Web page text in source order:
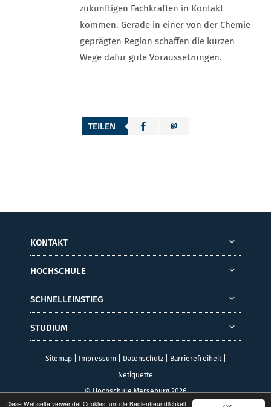
Diese Webseite verwendet Cookies, um die Bedienfreundlichkeit
zukünftigen Fachkräften in Kontakt
kommen. Gerade in einer von der Chemie
geprägten Region schaffen die kurzen
Wege dafür gute Voraussetzungen.
TEILEN
KONTAKT
HOCHSCHULE
SCHNELLEINSTIEG
STUDIUM
Sitemap| Impressum| Datenschutz| Barrierefreiheit|
Netiquette
© Hochschule Merseburg 2026